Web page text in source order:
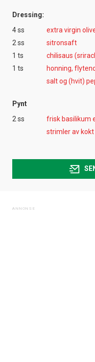
Dressing:
4 ss
extra virgin
2 ss
sitronsaft
1 ts
chilisaus
1 ts
honning,
salt og (hvit)
Pynt
2 ss
frisk basilikum
strimler av kokt